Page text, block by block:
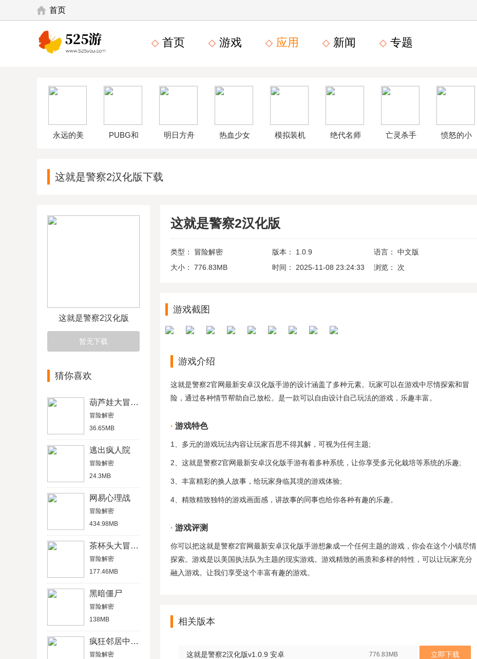
首页
首页 游戏 应用 新闻 专题
永远的美
解版
PUBG和
验服
明日方舟 热血少女 模拟装机 绝代名师 亡灵杀手 愤怒的小
这就是警察2汉化版下载
这就是警察2汉化版
暂无下载
猜你喜欢
葫芦娃大冒险官方版
冒险解密
36.65MB
逃出疯人院
冒险解密
24.3MB
网易心理战
冒险解密
434.98MB
茶杯头大冒险正版
冒险解密
177.46MB
黑暗僵尸
冒险解密
138MB
疯狂邻居中文版
冒险解密
这就是警察2汉化版
类型： 冒险解密 版本： 1.0.9 语言：
中文版
大小：
776.83MB 时间： 2025-11-08 23:24:33 浏览： 次
游戏截图
游戏介绍
这就是警察2官网最新安卓汉化版手游的设计涵盖了多种元素。玩家可以在游戏中尽情探索和冒
险，通过各种情节帮助自己放松。是一款可以自由设计自己玩法的游戏，乐趣丰富。
游戏特色
1、多元的游戏玩法内容让玩家百思不得其解，可视为任何主题;
2、这就是警察2官网最新安卓汉化版手游有着多种系统，让你享受多元化栽培等系统的乐趣;
3、丰富精彩的换人故事，给玩家身临其境的游戏体验;
4、精致精致独特的游戏画面感，讲故事的同事也给你各种有趣的乐趣。
游戏评测
你可以把这就是警察2官网最新安卓汉化版手游想象成一个任何主题的游戏，你会在这个小镇尽情
探索。游戏是以美国执法队为主题的现实游戏。游戏精致的画质和多样的特性，可以让玩家充分
融入游戏。让我们享受这个丰富有趣的游戏。
相关版本
这就是警察2汉化版v1.0.9 安卓 776.83MB 立即下载